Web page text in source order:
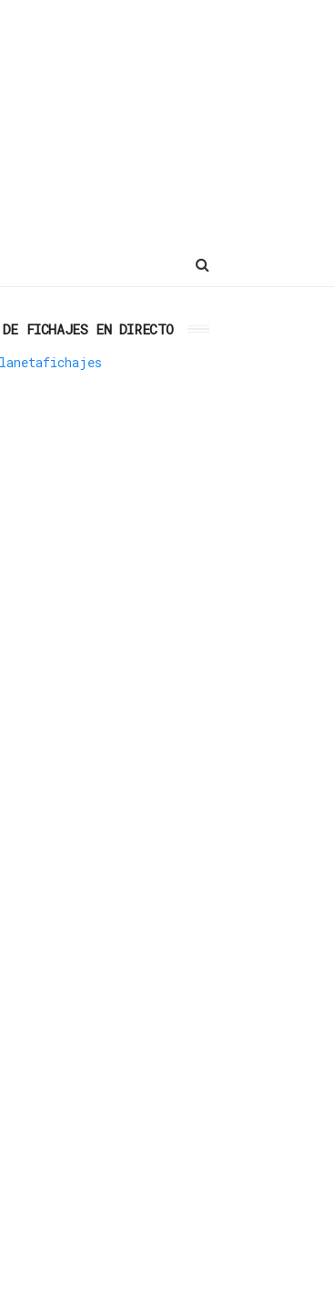
DE FICHAJES EN DIRECTO